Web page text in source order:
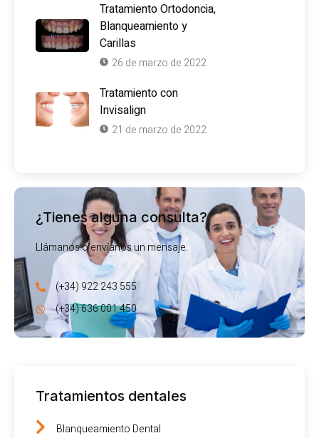
Tratamiento Ortodoncia,
Blanqueamiento y
Carillas
26 de marzo de 2022
Tratamiento con
Invisalign
21 de marzo de 2022
¿Tienes alguna consulta?
Llámanos o envíanos un mensaje.
(+34) 922 243 555
(+34) 636 001 450
Tratamientos dentales
Blanqueamiento Dental